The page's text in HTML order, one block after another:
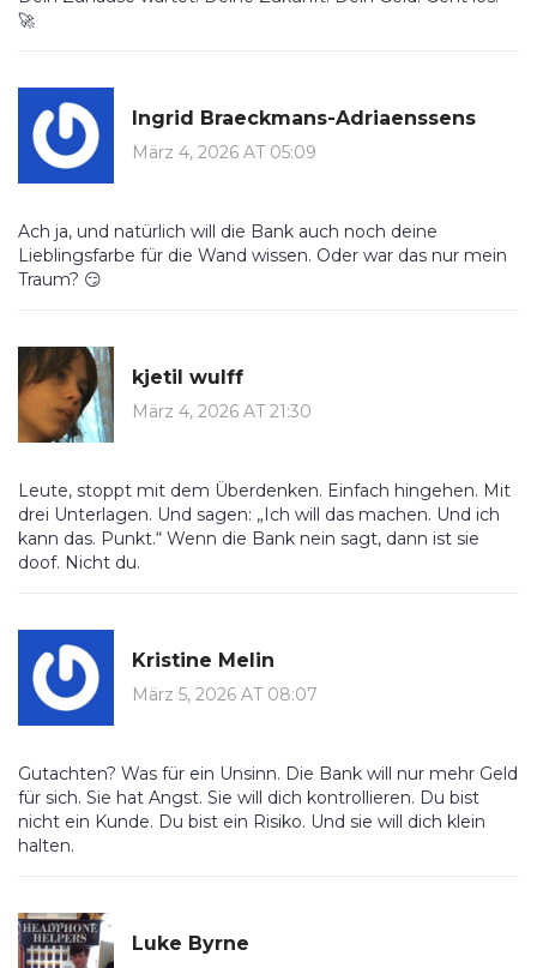
🚀
Ingrid Braeckmans-Adriaenssens
März 4, 2026 AT 05:09
Ach ja, und natürlich will die Bank auch noch deine
Lieblingsfarbe für die Wand wissen. Oder war das nur mein
Traum? 😏
kjetil wulff
März 4, 2026 AT 21:30
Leute, stoppt mit dem Überdenken. Einfach hingehen. Mit
drei Unterlagen. Und sagen: „Ich will das machen. Und ich
kann das. Punkt.“ Wenn die Bank nein sagt, dann ist sie
doof. Nicht du.
Kristine Melin
März 5, 2026 AT 08:07
Gutachten? Was für ein Unsinn. Die Bank will nur mehr Geld
für sich. Sie hat Angst. Sie will dich kontrollieren. Du bist
nicht ein Kunde. Du bist ein Risiko. Und sie will dich klein
halten.
Luke Byrne